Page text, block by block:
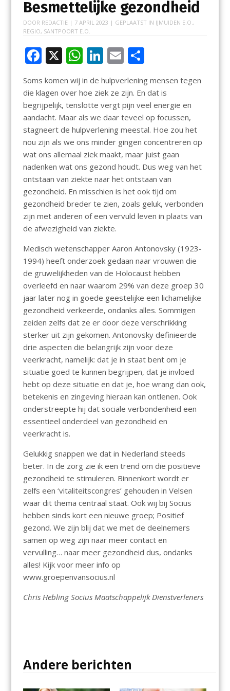
Besmettelijke gezondheid
DOOR REDACTIE | 7 APRIL 2023 | GEPLAATST IN IJMUIDEN E.O. ,
REGIO, SANTPOORT E.O.
F
ac
e
b
o
o
k
X W
at
s
A
p
p
Li
n
k
e
dI
n
E
m
ai
l
D
e
n
Soms komen wij in de hulpverlening mensen tegen
die klagen over hoe ziek ze zijn. En dat is
begrijpelijk, tenslotte vergt pijn veel energie en
aandacht. Maar als we daar teveel op focussen,
stagneert de hulpverlening meestal. Hoe zou het
nou zijn als we ons minder gingen concentreren op
wat ons allemaal ziek maakt, maar juist gaan
nadenken wat ons gezond houdt. Dus weg van het
ontstaan van ziekte naar het ontstaan van
gezondheid. En misschien is het ook tijd om
gezondheid breder te zien, zoals geluk, verbonden
zijn met anderen of een vervuld leven in plaats van
de afwezigheid van ziekte.
Medisch wetenschapper Aaron Antonovsky (1923-
1994) heeft onderzoek gedaan naar vrouwen die
de gruwelijkheden van de Holocaust hebben
overleefd en naar waarom 29% van deze groep 30
jaar later nog in goede geestelijke een lichamelijke
gezondheid verkeerde, ondanks alles. Sommigen
zeiden zelfs dat ze er door deze verschrikking
sterker uit zijn gekomen. Antonovsky definieerde
drie aspecten die belangrijk zijn voor deze
veerkracht, namelijk: dat je in staat bent om je
situatie goed te kunnen begrijpen, dat je invloed
hebt op deze situatie en dat je, hoe wrang dan ook,
betekenis en zingeving hieraan kan ontlenen. Ook
onderstreepte hij dat sociale verbondenheid een
essentieel onderdeel van gezondheid en
veerkracht is.
Gelukkig snappen we dat in Nederland steeds
beter. In de zorg zie ik een trend om die positieve
gezondheid te stimuleren. Binnenkort wordt er
zelfs een ‘vitaliteitscongres’ gehouden in Velsen
waar dit thema centraal staat. Ook wij bij Socius
hebben sinds kort een nieuwe groep; Positief
gezond. We zijn blij dat we met de deelnemers
samen op weg zijn naar meer contact en
vervulling… naar meer gezondheid dus, ondanks
alles! Kijk voor meer info op
www.groepenvansocius.nl
Chris Hebling Socius Maatschappelijk Dienstverleners
Andere berichten